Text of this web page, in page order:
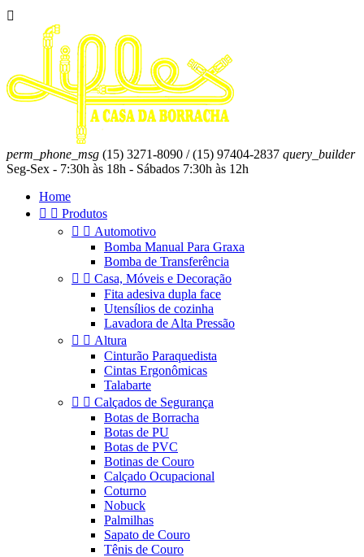

perm_phone_msg (15) 3271-8090 / (15) 97404-2837 query_builder
Seg-Sex - 7:30h às 18h - Sábados 7:30h às 12h
Home
  Produtos
  Automotivo
Bomba Manual Para Graxa
Bomba de Transferência
  Casa, Móveis e Decoração
Fita adesiva dupla face
Utensílios de cozinha
Lavadora de Alta Pressão
  Altura
Cinturão Paraquedista
Cintas Ergonômicas
Talabarte
  Calçados de Segurança
Botas de Borracha
Botas de PU
Botas de PVC
Botinas de Couro
Calçado Ocupacional
Coturno
Nobuck
Palmilhas
Sapato de Couro
Tênis de Couro